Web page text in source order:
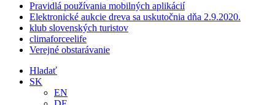
Pravidlá používania mobilných aplikácií
Elektronické aukcie dreva sa uskutočnia dňa 2.9.2020.
klub slovenských turistov
climaforceelife
Verejné obstarávanie
Hladať
SK
EN